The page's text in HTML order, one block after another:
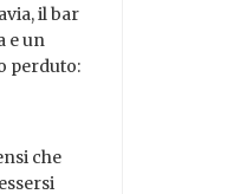
il bar
e un
perduto:
che